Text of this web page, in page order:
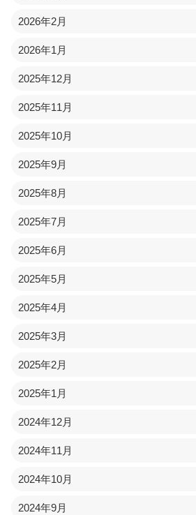
2026年2月
2026年1月
2025年12月
2025年11月
2025年10月
2025年9月
2025年8月
2025年7月
2025年6月
2025年5月
2025年4月
2025年3月
2025年2月
2025年1月
2024年12月
2024年11月
2024年10月
2024年9月